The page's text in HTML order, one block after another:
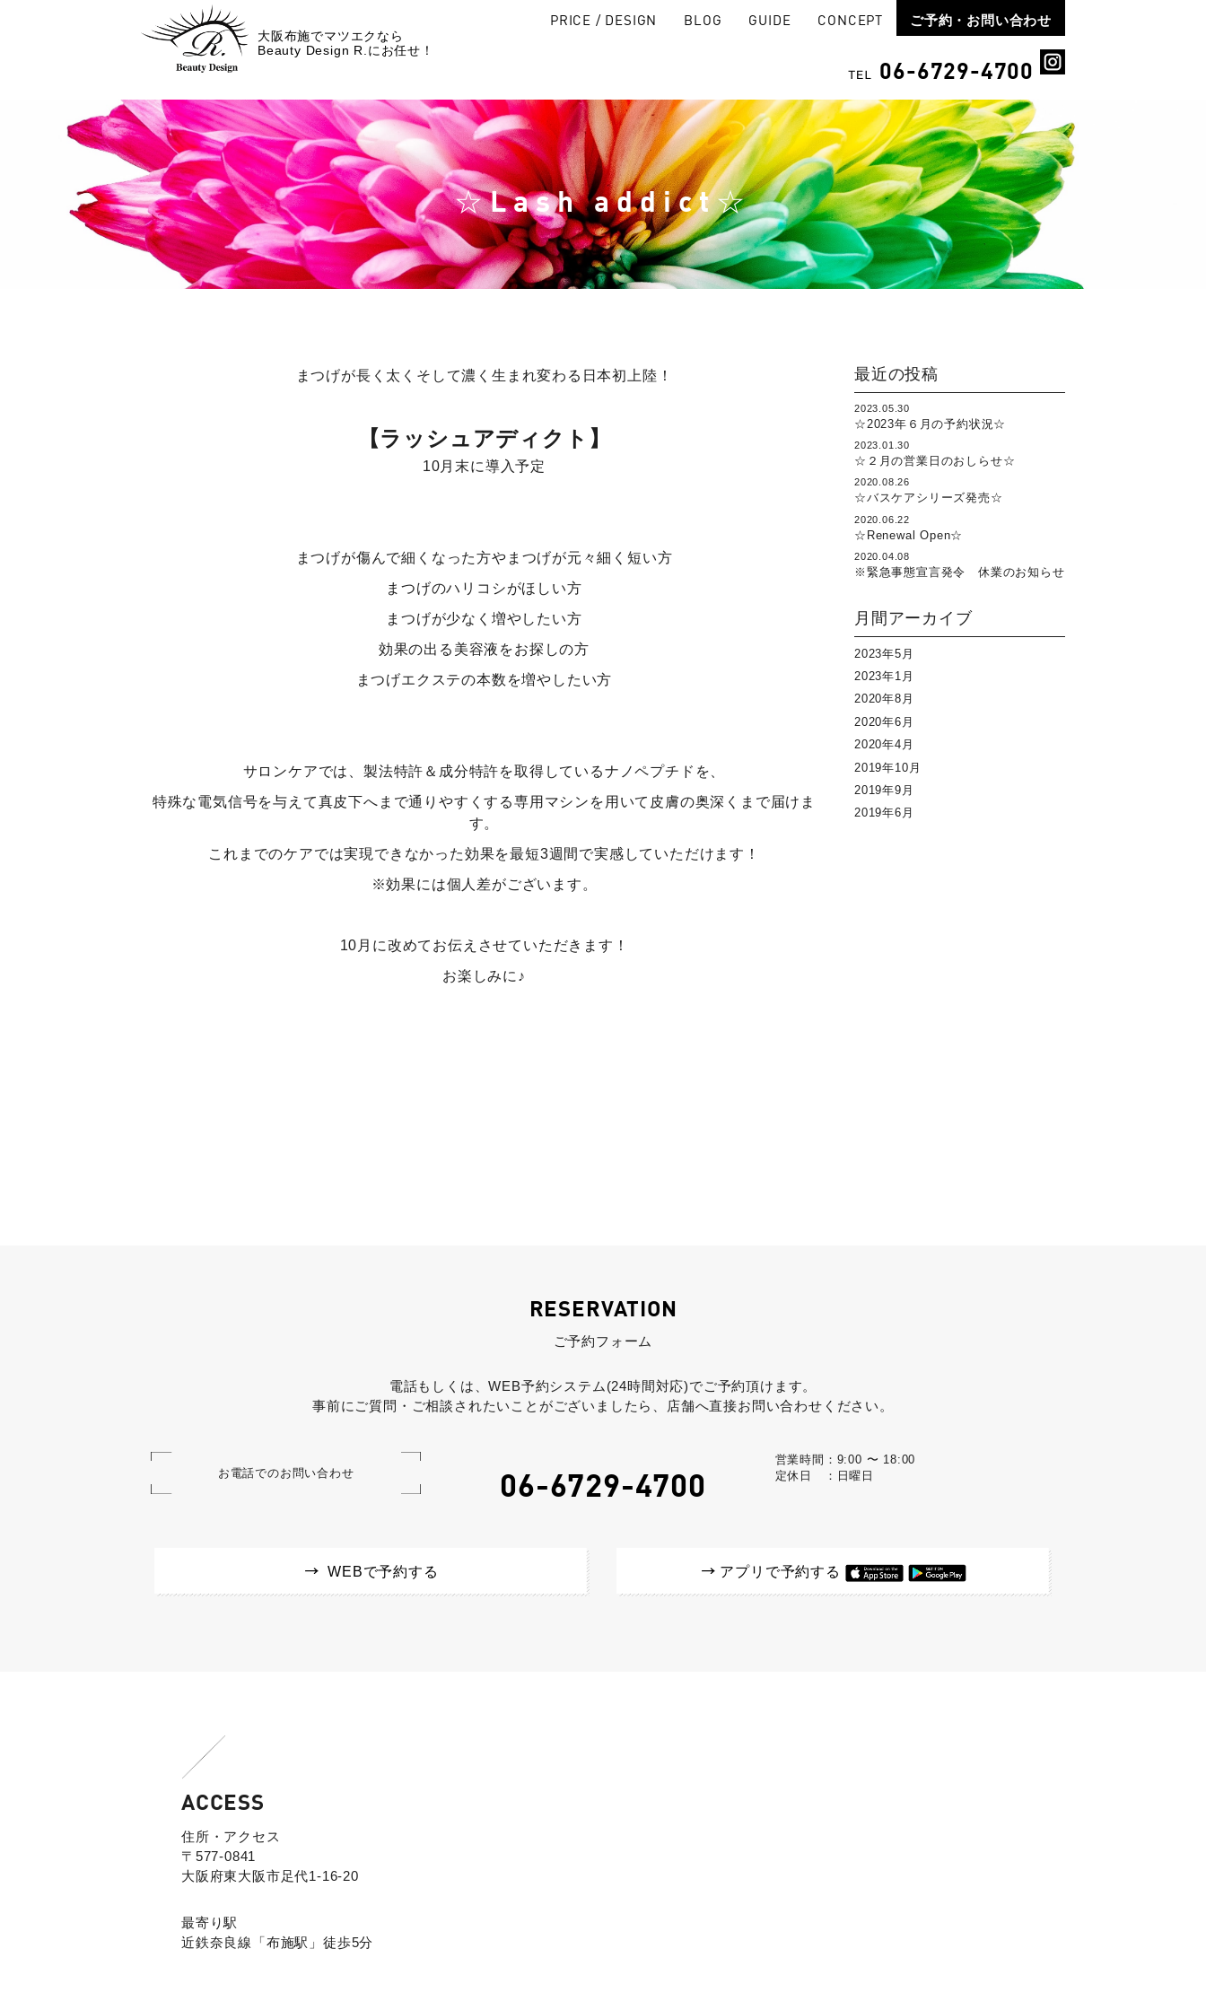
大阪布施でマツエクなら
Beauty Design R.にお任せ！
PRICE / DESIGN BLOG GUIDE CONCEPT ご予約・お問い合わせ
TEL 06-6729-4700
☆Lash addict☆
まつげが長く太くそして濃く生まれ変わる日本初上陸！
【ラッシュアディクト】
10月末に導入予定
まつげが傷んで細くなった方やまつげが元々細く短い方
まつげのハリコシがほしい方
まつげが少なく増やしたい方
効果の出る美容液をお探しの方
まつげエクステの本数を増やしたい方
サロンケアでは、製法特許＆成分特許を取得しているナノペプチドを、
特殊な電気信号を与えて真皮下へまで通りやすくする専用マシンを用いて皮膚の奥深くまで届けま
す。
これまでのケアでは実現できなかった効果を最短3週間で実感していただけます！
※効果には個人差がございます。
10月に改めてお伝えさせていただきます！
お楽しみに♪
最近の投稿
2023.05.30
☆2023年６月の予約状況☆
2023.01.30
☆２月の営業日のおしらせ☆
2020.08.26
☆バスケアシリーズ発売☆
2020.06.22
☆Renewal Open☆
2020.04.08
※緊急事態宣言発令 休業のお知らせ
月間アーカイブ
2023年5月
2023年1月
2020年8月
2020年6月
2020年4月
2019年10月
2019年9月
2019年6月
RESERVATION
ご予約フォーム
電話もしくは、WEB予約システム(24時間対応)でご予約頂けます。
事前にご質問・ご相談されたいことがございましたら、店舗へ直接お問い合わせください。
お電話でのお問い合わせ 06-6729-4700
営業時間：9:00 〜 18:00
定休日 ：日曜日
WEBで予約する アプリで予約する
ACCESS
住所・アクセス
〒577-0841
大阪府東大阪市足代1-16-20
最寄り駅
近鉄奈良線「布施駅」徒歩5分